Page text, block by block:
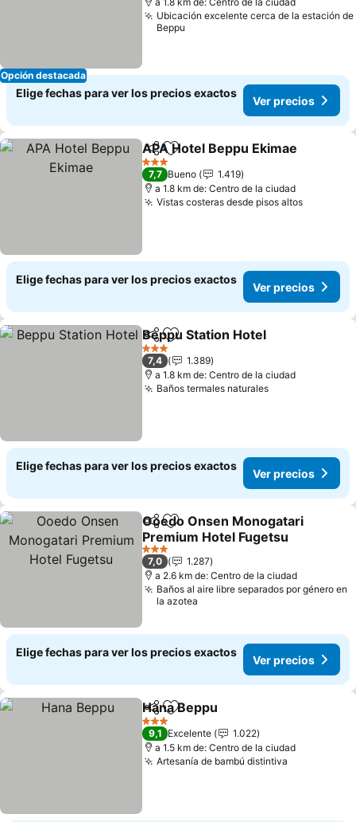
Opción destacada
Ubicación excelente cerca de la estación de
Beppu
Elige fechas para ver los precios exactos
Ver precios
CompartirAgregar a favoritos
APA Hotel Beppu Ekimae
3 Estrellas
7,7 Bueno
1.419
a 1.8 km de: Centro de la ciudad
Vistas costeras desde pisos altos
Elige fechas para ver los precios exactos
Ver precios
CompartirAgregar a favoritos
Beppu Station Hotel
3 Estrellas
7,4
1.389
a 1.8 km de: Centro de la ciudad
Baños termales naturales
Elige fechas para ver los precios exactos
Ver precios
CompartirAgregar a favoritos
Ooedo Onsen Monogatari
Premium Hotel Fugetsu
3 Estrellas
7,0
1.287
a 2.6 km de: Centro de la ciudad
Baños al aire libre separados por género en
la azotea
Elige fechas para ver los precios exactos
Ver precios
CompartirAgregar a favoritos
Hana Beppu
3 Estrellas
9,1 Excelente
1.022
a 1.5 km de: Centro de la ciudad
Artesanía de bambú distintiva